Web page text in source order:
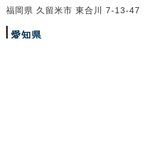
福岡県 久留米市 東合川 7-13-47
愛知県